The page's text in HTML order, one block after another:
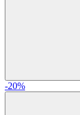
-20%